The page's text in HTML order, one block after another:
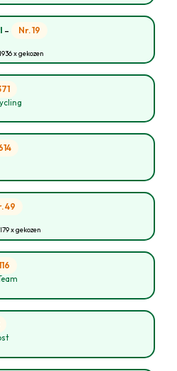
- Nr. 19
936 x gekozen
49
79 x gekozen